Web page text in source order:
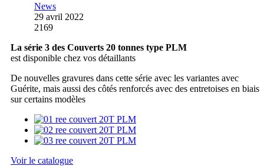
News
29 avril 2022
2169
La série 3 des Couverts 20 tonnes type PLM
est disponible chez vos détaillants
De nouvelles gravures dans cette série avec les variantes avec
Guérite, mais aussi des côtés renforcés avec des entretoises en biais
sur certains modèles
Voir le catalogue